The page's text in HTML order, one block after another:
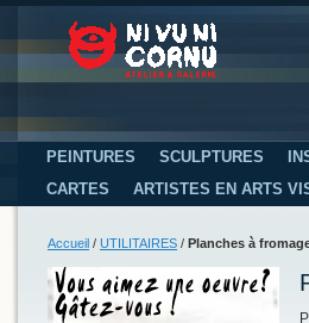
PEINTURES SCULPTURES
CARTES
ARTISTES EN ARTS
Accueil / UTILITAIRES / Planches à